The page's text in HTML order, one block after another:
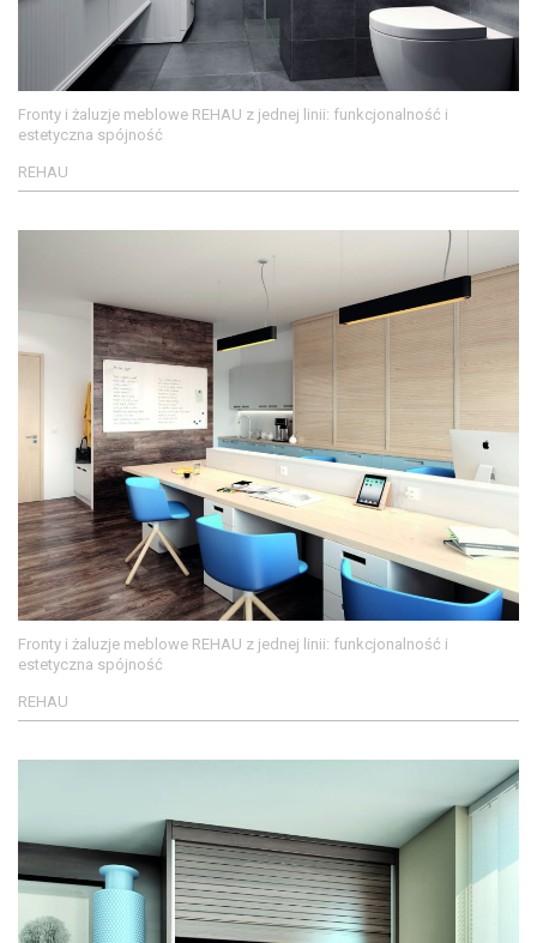
Fronty i żaluzje meblowe REHAU z jednej linii: funkcjonalność i
estetyczna spójność
REHAU
Fronty i żaluzje meblowe REHAU z jednej linii: funkcjonalność i
estetyczna spójność
REHAU